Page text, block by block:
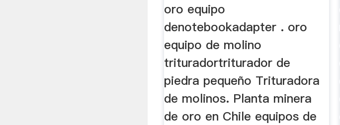
oro equipo
denotebookadapter . oro
equipo de molino
trituradortriturador de
piedra pequeño Trituradora
de molinos. Planta minera
de oro en Chile equipos de